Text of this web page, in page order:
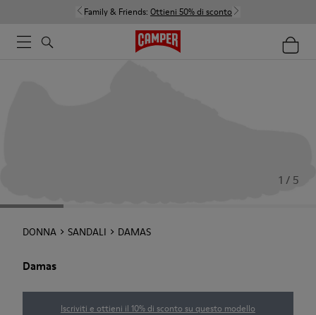
Family & Friends: Ottieni 50% di sconto
1 / 5
DONNA SANDALI DAMAS
Damas
Iscriviti e ottieni il 10% di sconto su questo modello